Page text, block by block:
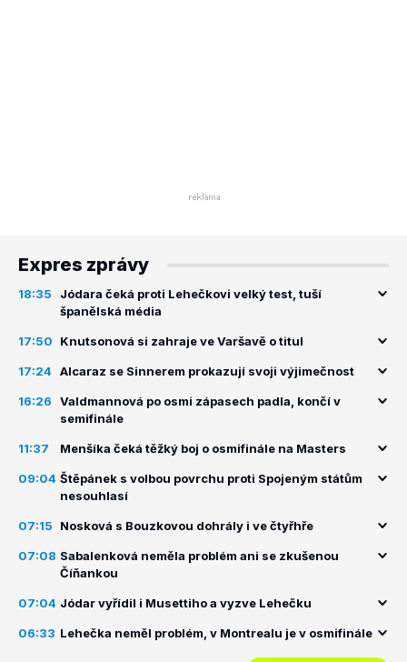
Expres zprávy
18:35
Jódara čeká proti Lehečkovi velký test, tuší
španělská média
17:50 Knutsonová si zahraje ve Varšavě o titul
17:24 Alcaraz se Sinnerem prokazují svoji výjimečnost
16:26
Valdmannová po osmi zápasech padla, končí v
semifinále
11:37 Menšíka čeká těžký boj o osmifinále na Masters
09:04 Štěpánek s volbou povrchu proti Spojeným státům
nesouhlasí
07:15 Nosková s Bouzkovou dohrály i ve čtyřhře
07:08 Sabalenková neměla problém ani se zkušenou
Číňankou
07:04 Jódar vyřídil i Musettiho a vyzve Lehečku
06:33 Lehečka neměl problém, v Montrealu je v osmifinále